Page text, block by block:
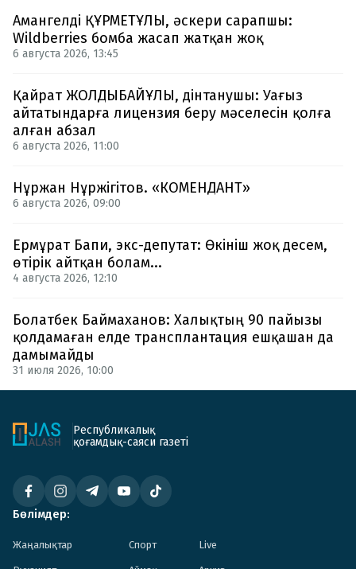
Амангелді ҚҰРМЕТҰЛЫ, әскери сарапшы:
Wildberries бомба жасап жатқан жоқ
6 августа 2026, 13:45
Қайрат ЖОЛДЫБАЙҰЛЫ, дінтанушы: Уағыз
айтатындарға лицензия беру мәселесін қолға
алған абзал
6 августа 2026, 11:00
Нұржан Нұржігітов. «КОМЕНДАНТ»
6 августа 2026, 09:00
Ермұрат Бапи, экс-депутат: Өкініш жоқ десем,
өтірік айтқан болам...
4 августа 2026, 12:10
Болатбек Баймаханов: Халықтың 90 пайызы
қолдамаған елде трансплантация ешқашан да
дамымайды
31 июля 2026, 10:00
Республикалық
қоғамдық-саяси газеті
Бөлімдер:
Жаңалықтар Спорт Live